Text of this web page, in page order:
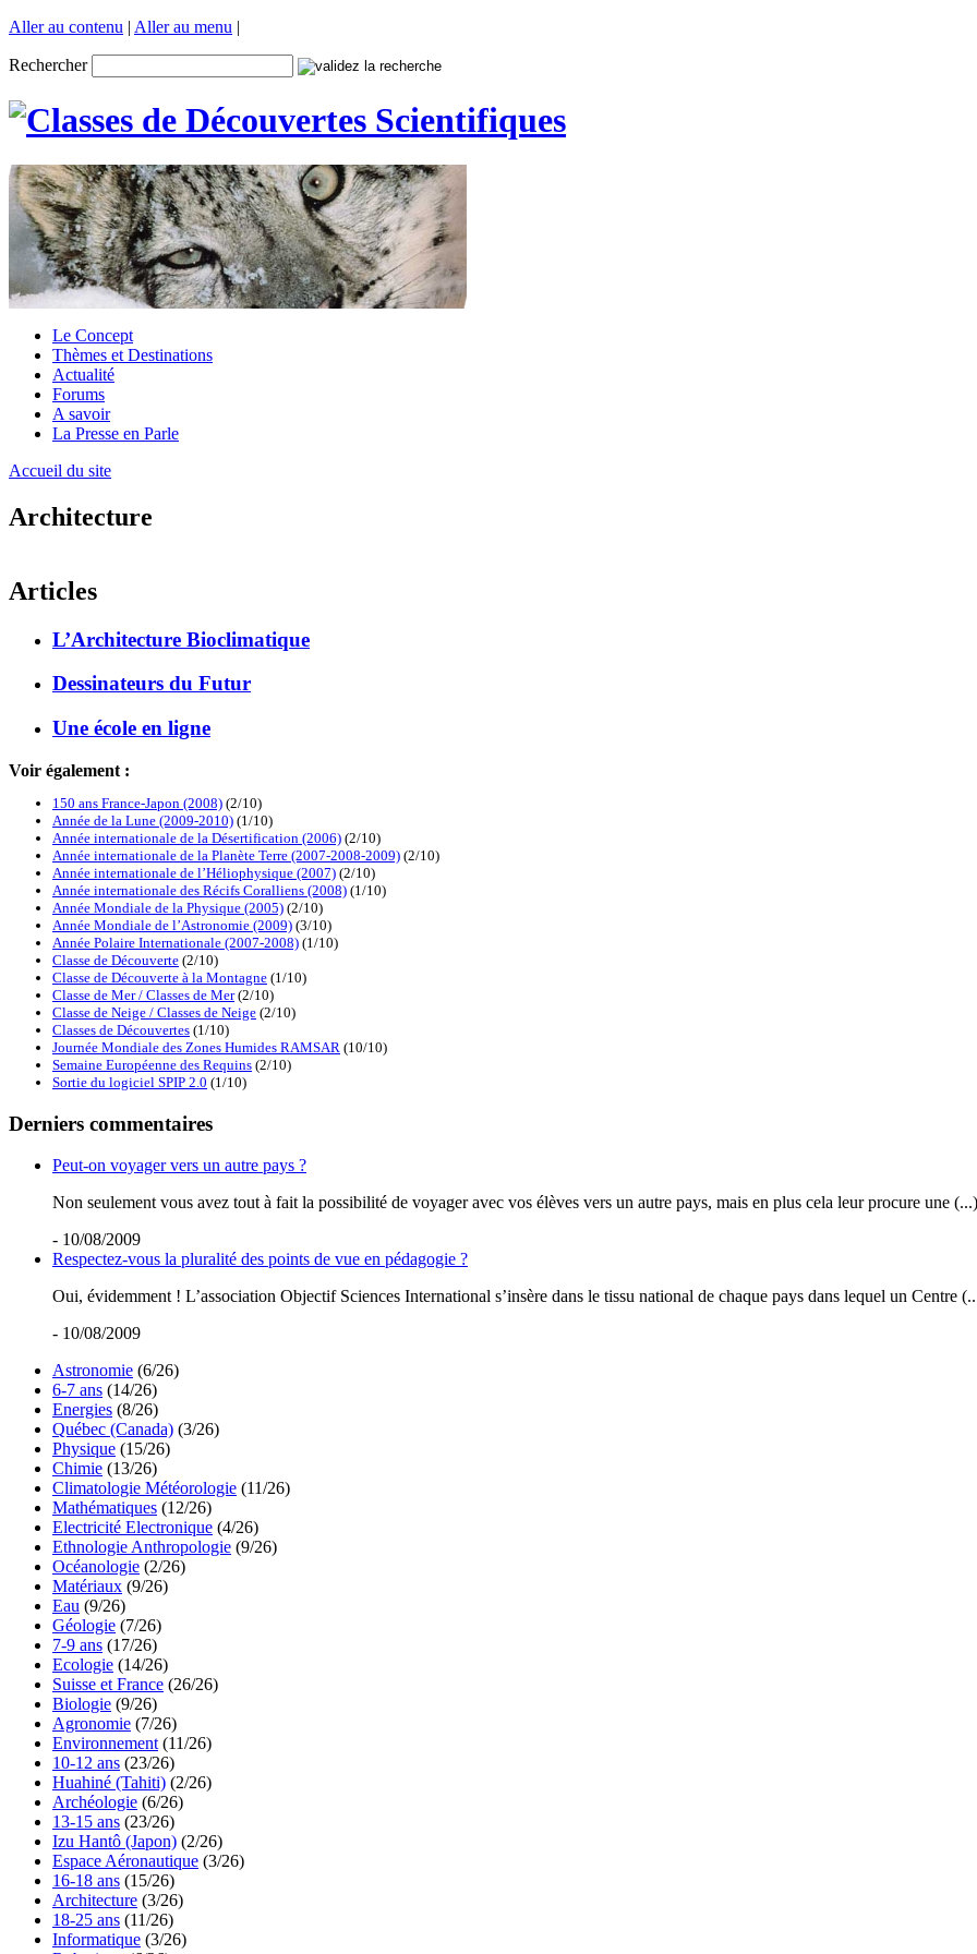
Aller au contenu | Aller au menu |
Rechercher
Le Concept
Thèmes et Destinations
Actualité
Forums
A savoir
La Presse en Parle
Accueil du site
Architecture
Articles
L’Architecture Bioclimatique
Dessinateurs du Futur
Une école en ligne
Voir également :
150 ans France-Japon (2008) (2/10)
Année de la Lune (2009-2010) (1/10)
Année internationale de la Désertification (2006) (2/10)
Année internationale de la Planète Terre (2007-2008-2009) (2/10)
Année internationale de l’Héliophysique (2007) (2/10)
Année internationale des Récifs Coralliens (2008) (1/10)
Année Mondiale de la Physique (2005) (2/10)
Année Mondiale de l’Astronomie (2009) (3/10)
Année Polaire Internationale (2007-2008) (1/10)
Classe de Découverte (2/10)
Classe de Découverte à la Montagne (1/10)
Classe de Mer / Classes de Mer (2/10)
Classe de Neige / Classes de Neige (2/10)
Classes de Découvertes (1/10)
Journée Mondiale des Zones Humides RAMSAR (10/10)
Semaine Européenne des Requins (2/10)
Sortie du logiciel SPIP 2.0 (1/10)
Derniers commentaires
Peut-on voyager vers un autre pays ?
Non seulement vous avez tout à fait la possibilité de voyager avec vos élèves vers un autre pays, mais en plus cela leur procure une (...)
- 10/08/2009
Respectez-vous la pluralité des points de vue en pédagogie ?
Oui, évidemment ! L’association Objectif Sciences International s’insère dans le tissu national de chaque pays dans lequel un Centre
- 10/08/2009
Astronomie (6/26)
6-7 ans (14/26)
Energies (8/26)
Québec (Canada) (3/26)
Physique (15/26)
Chimie (13/26)
Climatologie Météorologie (11/26)
Mathématiques (12/26)
Electricité Electronique (4/26)
Ethnologie Anthropologie (9/26)
Océanologie (2/26)
Matériaux (9/26)
Eau (9/26)
Géologie (7/26)
7-9 ans (17/26)
Ecologie (14/26)
Suisse et France (26/26)
Biologie (9/26)
Agronomie (7/26)
Environnement (11/26)
10-12 ans (23/26)
Huahiné (Tahiti) (2/26)
Archéologie (6/26)
13-15 ans (23/26)
Izu Hantô (Japon) (2/26)
Espace Aéronautique (3/26)
16-18 ans (15/26)
Architecture (3/26)
18-25 ans (11/26)
Informatique (3/26)